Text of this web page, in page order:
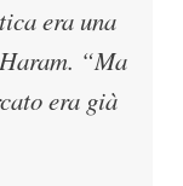
era una
“Ma
era già